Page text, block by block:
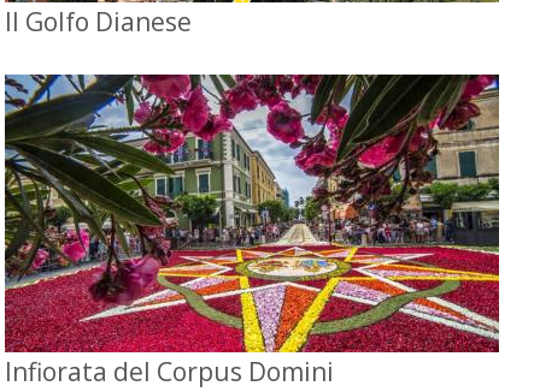
Il Golfo Dianese
Infiorata del Corpus Domini